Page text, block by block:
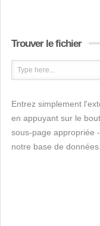
Trouver le fichier
Entrez simplement
en appuyant sur le
sous-page appropriée
notre base de données.